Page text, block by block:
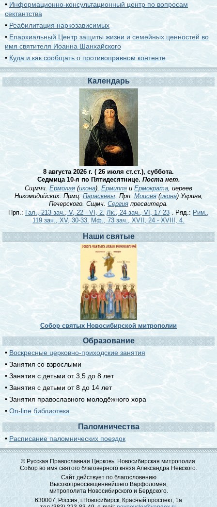
• Информационно-консультационный центр по вопросам
сектантства
• Реабилитация наркозависимых
• Епархиальный Центр защиты жизни и семейных ценностей во
имя святителя Иоанна Шанхайского
• Куда и как сообщать о противоправном контенте
Календарь
8 августа 2026 г. ( 26 июля ст.ст.), суббота.
Седмица 10-я по Пятидесятнице. Поста нет.
Сщмчч. Ермолая (икона), Ермиппаи Ермократа, иереев
Никомидийских. Прмц.Параскевы. Прп. Моисея(икона) Угрина,
Печерского. Сщмч. Сергия пресвитера.
Прп.: Гал., 213 зач., V, 22 - VI, 2. Лк., 24 зач., VI, 17-23 . Ряд.: Рим.,
119 зач., XV, 30-33. Мф., 73 зач., XVII, 24 - XVIII, 4.
Наши святые
Собор святых Новосибирской митрополии
Образование
• Воскресные церковно-приходские занятия
• Занятия со взрослыми
• Занятия с детьми от 3,5 до 8 лет
• Занятия с детьми от 8 до 14 лет
• Занятия православного молодёжного хора
• On-line библиотека
Паломничества
• Расписание паломнических поездок
© Русская Православная Церковь. Новосибирская митрополия.
Собор во имя святого благоверного князя Александра Невского.
Сайт действует по благословению
Высокопреосвященнейшего Варфоломея,
митрополита Новосибирского и Бердского.
630007, Россия, г.Новосибирск, Красный проспект, 1а